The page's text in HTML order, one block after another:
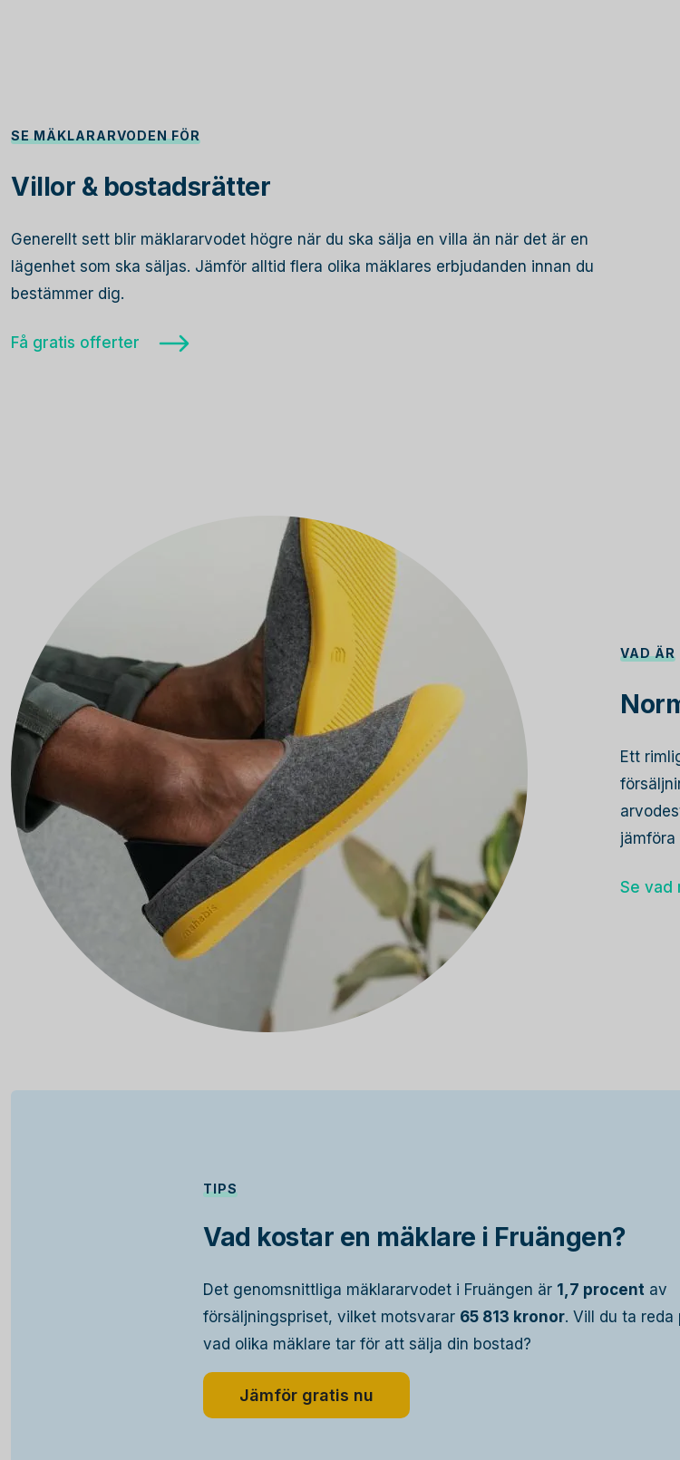
SE MÄKLARARVODEN FÖR
Villor & bostadsrätter
Generellt sett blir mäklararvodet högre när du ska sälja en villa än när det är en
lägenhet som ska säljas. Jämför alltid flera olika mäklares erbjudanden innan du
bestämmer dig.
Få gratis offerter
VAD ÄR
Ett
jämföra
Se vad
TIPS
Vad kostar en mäklare i Fruängen?
Det genomsnittliga mäklararvodet i Fruängen är 1,7 procent av
försäljningspriset, vilket motsvarar 65 813 kronor. Vill du ta reda
vad olika mäklare tar för att sälja din bostad?
Jämför gratis nu